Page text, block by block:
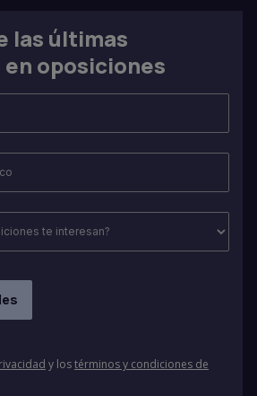
las últimas
oposiciones
y lostérminos y condiciones de